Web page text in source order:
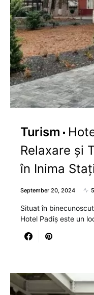
Turism
Relaxare și
în Inima
September 20, 2024
Situat în
Hotel Padiș este un